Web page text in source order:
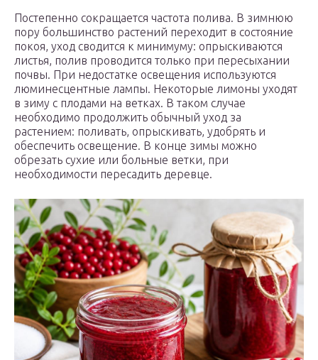
Постепенно сокращается частота полива. В зимнюю
пору большинство растений переходит в состояние
покоя, уход сводится к минимуму: опрыскиваются
листья, полив проводится только при пересыхании
почвы. При недостатке освещения используются
люминесцентные лампы. Некоторые лимоны уходят
в зиму с плодами на ветках. В таком случае
необходимо продолжить обычный уход за
растением: поливать, опрыскивать, удобрять и
обеспечить освещение. В конце зимы можно
обрезать сухие или больные ветки, при
необходимости пересадить деревце.